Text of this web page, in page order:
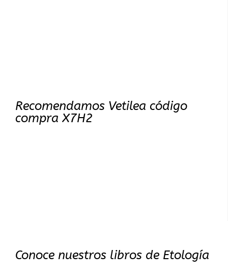
Recomendamos Vetilea código
compra X7H2
Conoce nuestros libros de Etología